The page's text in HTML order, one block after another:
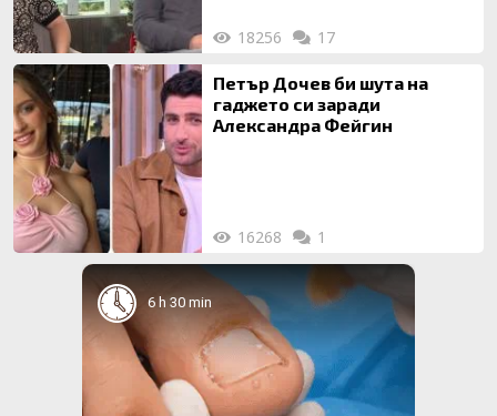
18256 17
Петър Дочев би шута на
гаджето си заради
Александра Фейгин
16268 1
6 h 30 min